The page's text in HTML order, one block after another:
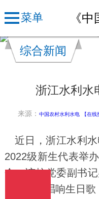
菜单 《
综合新闻
浙江水利水
来源： 中国农村水利水电 【在
近日，浙江水利
2022级新生代表举
会。该校党委副书
日蛋糕、唱响生日